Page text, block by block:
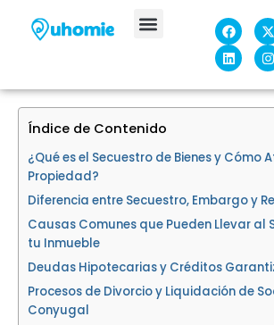
F
a
c
e
b
o
o
X
-
t
i
t
t
L
i
n
k
e
d
i
I
n
s
t
a
r
Índice de Contenido
¿Qué es el Secuestro de Bienes y Cómo
Propiedad?
Diferencia entre Secuestro, Embargo y
Causas Comunes que Pueden Llevar al
tu Inmueble
Deudas Hipotecarias y Créditos
Procesos de Divorcio y Liquidación de
Conyugal